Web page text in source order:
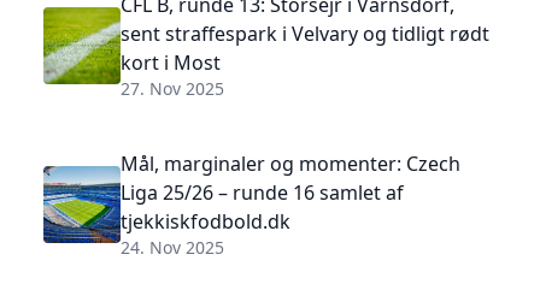
sent straffespark i Velvary og tidligt rødt
kort i Most
27. Nov 2025
Mål, marginaler og momenter: Czech
Liga 25/26 – runde 16 samlet af
tjekkiskfodbold.dk
24. Nov 2025